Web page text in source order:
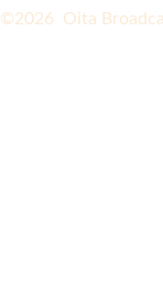
©2026 Oita